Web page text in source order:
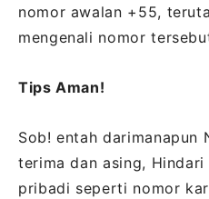
nomor awalan +55,
mengenali nomor
Tips Aman!
Sob! entah darimanapun
terima dan asing,
pribadi seperti nomor